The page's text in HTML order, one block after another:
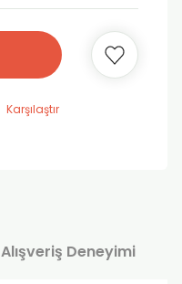
Karşılaştır
Alışveriş Deneyimi